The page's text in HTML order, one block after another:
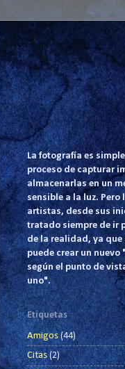
La fotografía es
proceso de capturar
almacenarlas en un
sensible a la luz. Pero
artistas, desde sus
tratado siempre de ir
de la realidad, ya que
puede crear un nuevo
según el punto de
uno".
Etiquetas
Amigos (44)
Citas (2)